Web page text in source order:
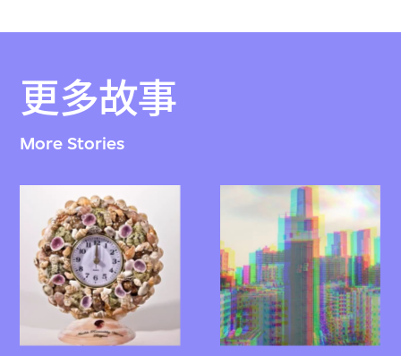
更多故事
More Stories